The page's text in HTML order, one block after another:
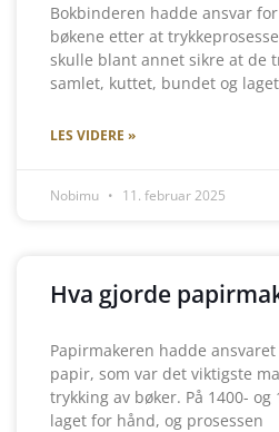
Bokbinderen hadde ansvar
bøkene etter at
skulle blant annet sikre at de
samlet, kuttet, bundet og
LES VIDERE »
Nobimu 11. februar 2025
Hva gjorde
Papirmakeren hadde
papir, som var det viktigste
trykking av bøker. På 1400-
laget for hånd, og prosessen